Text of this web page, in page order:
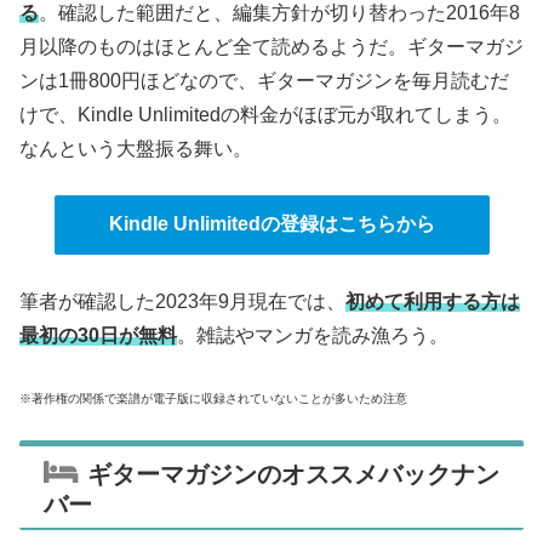
る。確認した範囲だと、編集方針が切り替わった2016年8
月以降のものはほとんど全て読めるようだ。ギターマガジ
ンは1冊800円ほどなので、ギターマガジンを毎月読むだ
けで、Kindle Unlimitedの料金がほぼ元が取れてしまう。
なんという大盤振る舞い。
Kindle Unlimitedの登録はこちらから
筆者が確認した2023年9月現在では、 初めて利用する方は
最初の30日が無料。雑誌やマンガを読み漁ろう。
※著作権の関係で楽譜が電子版に収録されていないことが多いため注意
ギターマガジンのオススメバックナン
バー